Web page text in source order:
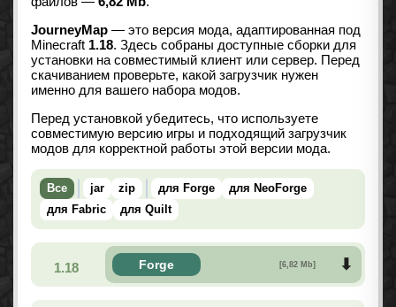
JourneyMap — это версия мода, адаптированная под
Minecraft 1.18. Здесь собраны доступные сборки для
установки на совместимый клиент или сервер. Перед
скачиванием проверьте, какой загрузчик нужен
именно для вашего набора модов.
Перед установкой убедитесь, что используете
совместимую версию игры и подходящий загрузчик
модов для корректной работы этой версии мода.
Все jar zip для Forge
для NeoForge
для Fabric
для Quilt
1.18 Forge [6,82 Mb]